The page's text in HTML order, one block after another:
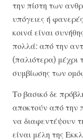
την πίστη των
υπόγειες ή
κοινά είναι
πολλά: από την
(παλιότερα) μέχρι
συμβίωσης των
Το βασικό δε
αποκτούν από την
να διαφεντέψουν
είναι μέλη της